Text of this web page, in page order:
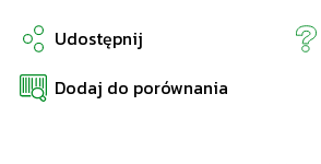
Udostępnij
Dodaj do porównania